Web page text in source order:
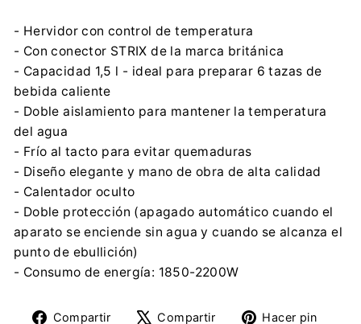
- Hervidor con control de temperatura
- Con conector STRIX de la marca británica
- Capacidad 1,5 l - ideal para preparar 6 tazas de
bebida caliente
- Doble aislamiento para mantener la temperatura
del agua
- Frío al tacto para evitar quemaduras
- Diseño elegante y mano de obra de alta calidad
- Calentador oculto
- Doble protección (apagado automático cuando el
aparato se enciende sin agua y cuando se alcanza el
punto de ebullición)
- Consumo de energía: 1850-2200W
Compartir CompartirCompartir TuitearHacer pin